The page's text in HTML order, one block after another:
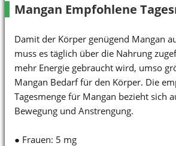
Mangan Empfohlene
Damit der Körper genügend Mangan
muss es täglich über die Nahrung
mehr Energie gebraucht wird, umso
Mangan Bedarf für den Körper. Die
Tagesmenge für Mangan bezieht sich
Bewegung und Anstrengung.
● Frauen: 5 mg